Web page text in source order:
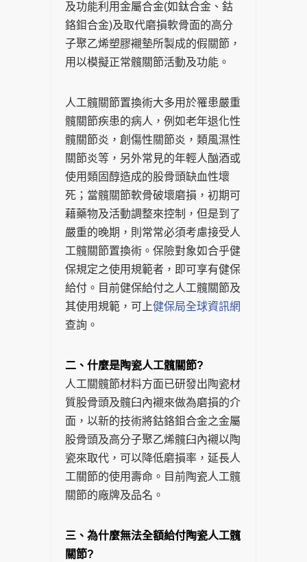
及功能利用金屬合金(如鈦合金、鈷
鉻鉬合金)及取代磨損軟骨面的高分
子聚乙烯塑膠襯墊所製成的假關節，
用以模擬正常髖關節活動及功能。
人工髖關節置換術大多用於罹患嚴重
髖關節疾患的病人，例如老年退化性
髖關節炎，創傷性關節炎，類風濕性
關節炎等，另外常見的年輕人酗酒或
使用類固醇造成的股骨頭缺血性壞
死；當髖關節軟骨破壞磨損，初期可
藉藥物及活動調整來控制，但是到了
嚴重的晚期，則常常必須考慮接受人
工髖關節置換術。保險對象如合乎健
保規定之使用規範者，即可享有健保
給付。目前健保給付之人工髖關節及
其使用規範，可上健保局全球資訊網
查詢。
二、什麼是陶瓷人工髖關節?
人工關髖節材料方面已研發出陶瓷材
質股骨頭及髖臼內襯來做為磨損的介
面，以新的技術將鈷鉻鉬合金之金屬
股骨頭及高分子聚乙烯髖臼內襯以陶
瓷來取代，可以降低磨損率，延長人
工關節的使用壽命。目前陶瓷人工髖
關節的廠牌及品名。
三、為什麼無法全額給付陶瓷人工髖
關節?